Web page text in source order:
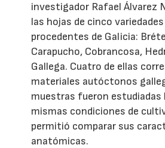
investigador Rafael Álvarez
las hojas de cinco
procedentes de Galicia:
Carapucho, Cobrancosa,
Gallega. Cuatro de ellas
materiales autóctonos
muestras fueron estudiadas
mismas condiciones de
permitió comparar sus
anatómicas.